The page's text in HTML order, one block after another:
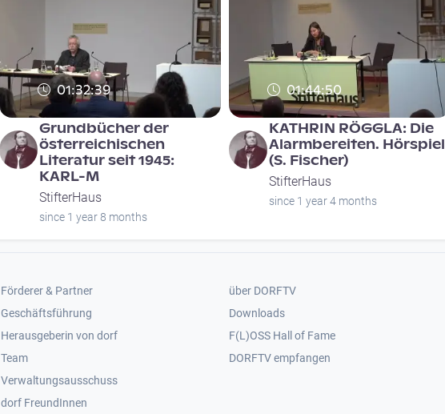
01:32:39
Grundbücher der
österreichischen
Literatur seit 1945:
KARL-M
StifterHaus
since 1 year 8 months
01:44:50
KATHRIN RÖGGLA: Die
Alarmbereiten. Hörspiel
(S. Fischer)
StifterHaus
since 1 year 4 months
Footer 2
Förderer & Partner
Geschäftsführung
Herausgeberin von dorf
Team
Verwaltungsausschuss
dorf FreundInnen
Footer 3
über DORFTV
Downloads
F(L)OSS Hall of Fame
Footer 4
DORFTV empfangen